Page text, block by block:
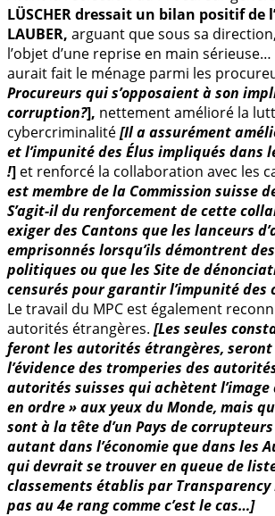
LÜSCHER dressait un bilan positif de
LAUBER, arguant que sous sa
l’objet d’une reprise en main
aurait fait le ménage parmi les
Procureurs qui s’opposaient à son
corruption?], nettement amélioré la
cybercriminalité[Il a assurément
et l’impunité des Élus impliqués dans
!] et renforcé la collaboration avec les
est membre de la Commission suisse
S’agit-il du renforcement de cette
exiger des Cantons que les lanceurs
emprisonnés lorsqu’ils démontrent
politiques ou que les Site de
censurés pour garantir l’impunité des
Le travail du MPC est également
autorités étrangères. [Les seules
feront les autorités étrangères, seront
l’évidence des tromperies des
autorités suisses qui achètent l’image
en ordre » aux yeux du Monde, mais
sont à la tête d’un Pays de
autant dans l’économie que dans les
qui devrait se trouver en queue de
classements établis par
pas au 4e rang comme c’est le cas…]